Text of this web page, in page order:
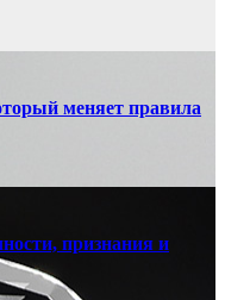
меняет правила
признания и